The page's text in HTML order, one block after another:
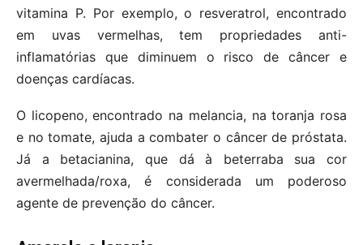
vitamina P. Por exemplo, o resveratrol, encontrado
em uvas vermelhas, tem propriedades anti-
inflamatórias que diminuem o risco de câncer e
doenças cardíacas.
O licopeno, encontrado na melancia, na toranja rosa
e no tomate, ajuda a combater o câncer de próstata.
Já a betacianina, que dá à beterraba sua cor
avermelhada/roxa, é considerada um poderoso
agente de prevenção do câncer.